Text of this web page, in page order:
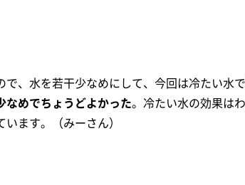
、水を若干少なめにして、今回は冷たい水で
なめでちょうどよかった。冷たい水の効果は
います。（みーさん）